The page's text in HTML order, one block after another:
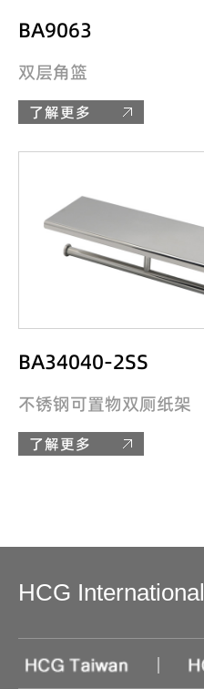
BA9063
双层角篮
了解更多
BA34040-2SS
不锈钢可置物双厕纸架
了解更多
HCG International
|